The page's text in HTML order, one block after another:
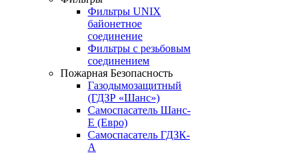
Фильтры UNIX
байонетное
соединение
Фильтры с резьбовым
соединением
Пожарная Безопасность
Газодымозащитный
(ГДЗР «Шанс»)
Самоспасатель Шанс-
Е (Евро)
Самоспасатель ГДЗК-
А